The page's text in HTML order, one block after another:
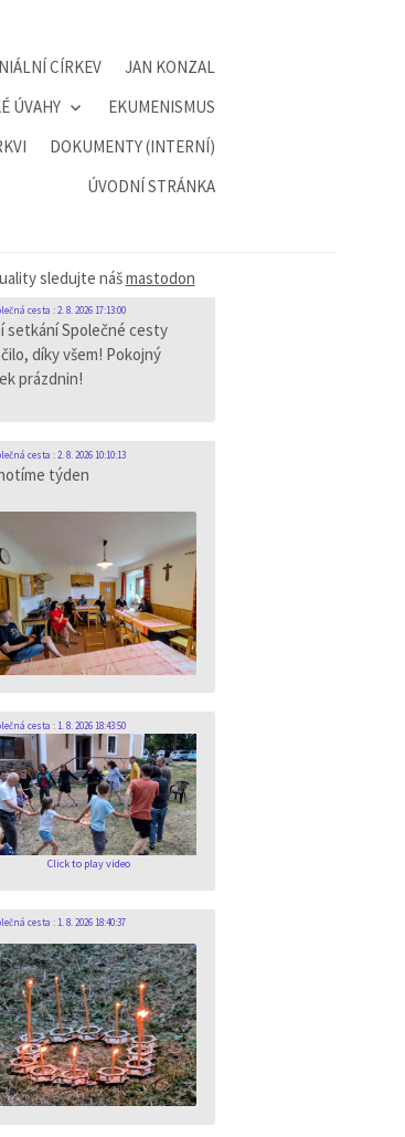
CÍRKEV
JAN KONZAL
ÚVAHY
EKUMENISMUS
DOKUMENTY (INTERNÍ)
ÚVODNÍ STRÁNKA
sledujte nášmastodon
cesta :2. 8. 2026 17:13:00
setkání Společné cesty
díky všem! Pokojný
prázdnin!
cesta :2. 8. 2026 10:10:13
týden
cesta : 1. 8. 2026 18:43:50
Click to play video
cesta : 1. 8. 2026 18:40:37